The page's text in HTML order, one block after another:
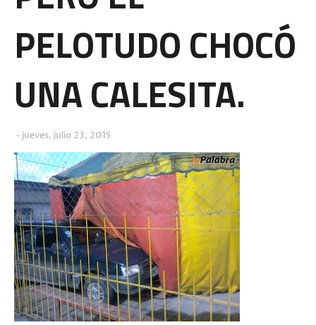
PELOTUDO CHOCÓ
UNA CALESITA.
jueves, julio 23, 2015